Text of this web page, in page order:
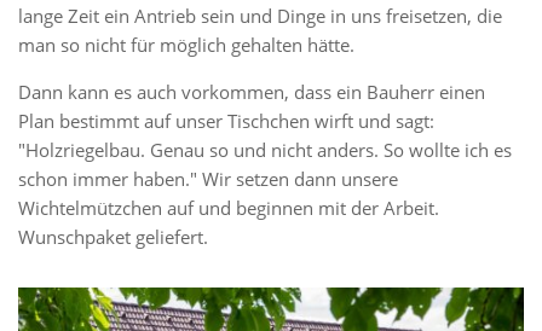
lange Zeit ein Antrieb sein und Dinge in uns freisetzen, die
man so nicht für möglich gehalten hätte.
Dann kann es auch vorkommen, dass ein Bauherr einen
Plan bestimmt auf unser Tischchen wirft und sagt:
"Holzriegelbau. Genau so und nicht anders. So wollte ich es
schon immer haben." Wir setzen dann unsere
Wichtelmützchen auf und beginnen mit der Arbeit.
Wunschpaket geliefert.